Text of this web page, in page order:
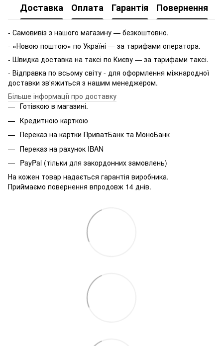
Доставка Оплата Гарантія Повернення
- Самовивіз з нашого магазину — безкоштовно.
- «Новою поштою» по Україні — за тарифами оператора.
- Швидка доставка на таксі по Києву — за тарифами таксі.
- Відправка по всьому світу - для оформлення міжнародної
доставки зв'яжиться з нашим менеджером.
Більше інформації про доставку
Готівкою в магазині.
Кредитною карткою
Переказ на картки ПриватБанк та МоноБанк
Переказ на рахунок IBAN
PayPal (тільки для закордонних замовлень)
На кожен товар надається гарантія виробника.
Приймаємо повернення впродовж 14 днів.